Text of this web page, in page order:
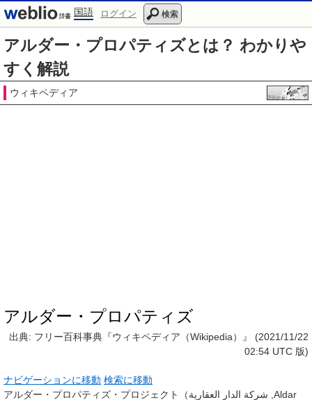
国語 ログイン 検索
アルダー・プロパティズとは？ わかりや
すく解説
ウィキペディア
アルダー・プロパティズ
出典: フリー百科事典『ウィキペディア（Wikipedia）』 (2021/11/22
02:54 UTC 版)
ナビゲーションに移動 検索に移動
アルダー・プロパティズ・プロジェクト
（شركة الدار العقارية ,Aldar